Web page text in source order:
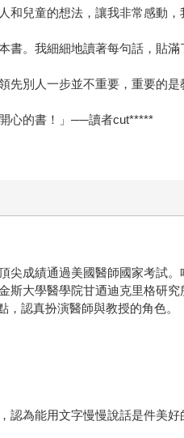
和兒童的想法，讓我非常感動
書。我細細地讀著每句話，
先別人一步並不重要，重要的
心的書！」──讀者cut*****
尖成績通過美國醫師國家考試
斯大學醫學院甘迺迪克里格研
認真扮演醫師與教授的角色。
認為能用文字慢慢說話是件美好